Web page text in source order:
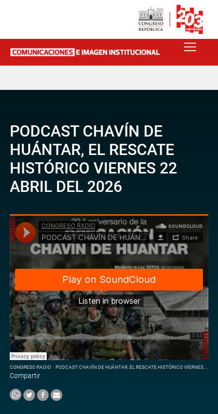
PODCAST CHAVÍN DE
HUÁNTAR, EL RESCATE
HISTÓRICO VIERNES 22
ABRIL DEL 2026
CONGRESO RADIO · PODCAST CHAVÍN DE HUÁNTAR, EL RESCATE HISTÓRICO VIERNES 22 ABRIL DEL 2026
Compartir